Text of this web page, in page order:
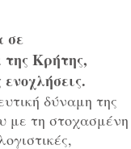
σε
Κρήτης,
δύναμη της
με τη στοχασμένη